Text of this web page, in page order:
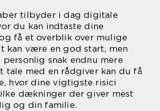
tilbyder i dag digitale
du kan indtaste dine
få et overblik over mulige
kan være en god start, men
snak endnu mere
tale med en rådgiver kan du få
hvor dine vigtigste risici
dækninger der giver mest
og din familie.